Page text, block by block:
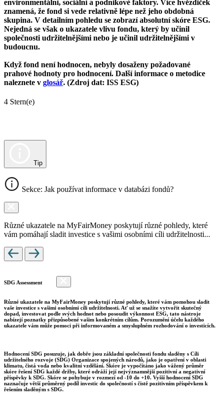
environmentální, sociální a podnikové faktory. Více hvězdiček
znamená, že fond si vede relativně lépe než jeho obdobná
skupina. V detailním pohledu se zobrazí absolutní skóre ESG.
Nejedná se však o ukazatele vlivu fondu, který by učinil
společnosti udržitelnějšími nebo je učinil udržitelnějšími v
budoucnu.
Když fond není hodnocen, nebyly dosaženy požadované
prahové hodnoty pro hodnocení. Další informace o metodice
naleznete v glosář. (Zdroj dat: ISS ESG)
4 Stern(e)
Tip
Sekce: Jak používat informace v databázi fondů?
Různé ukazatele na MyFairMoney poskytují různé pohledy, které
vám pomáhají sladit investice s vašimi osobními cíli udržitelnosti...
SDG Assessment
Různé ukazatele na MyFairMoney poskytují různé pohledy, které vám pomohou sladit
vaše investice s vašimi osobními cíli udržitelnosti. Ať už se snažíte vytvořit skutečný
dopad, investovat podle svých hodnot nebo posoudit výkonnost ESG, tato nástroje
nabízejí poznatky přizpůsobené vašim konkrétním cílům. Porozumění účelu každého
ukazatele vám může pomoci při informovaném a smysluplném rozhodování o investicích.
Hodnocení SDG posuzuje, jak dobře jsou základní společnosti fondu sladěny s Cíli
udržitelného rozvoje (SDG) Organizace spojených národů, jako je opatření v oblasti
klimatu, čistá voda nebo kvalitní vzdělání. Skóre je vypočítáno jako vážený průměr
skóre řešení SDG každé držby, které odráží její nejvýznamnější pozitivní a negativní
příspěvky k SDG. Skóre se pohybuje v rozmezí od -10 do +10. Vyšší hodnocení SDG
naznačuje větší průměrný podíl investic do společností s čistě pozitivním příspěvkem k
řešením sladěným s SDG.